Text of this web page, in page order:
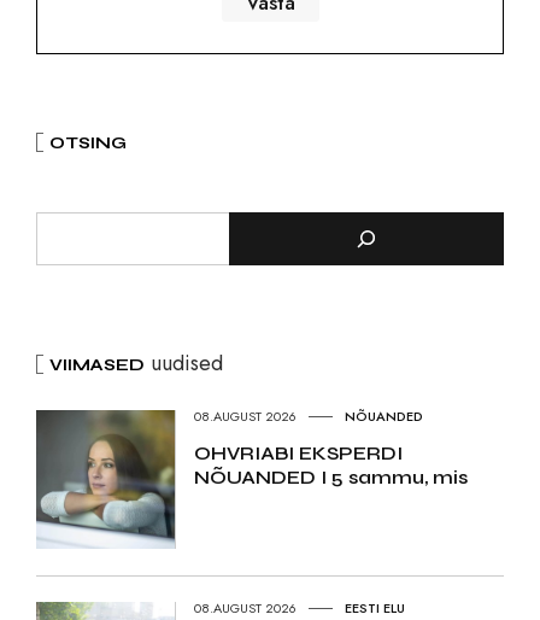
OTSING
VIIMASED uudised
08.AUGUST 2026 NÕUANDED
OHVRIABI EKSPERDI
NÕUANDED I 5 sammu, mis
08.AUGUST 2026 EESTI ELU